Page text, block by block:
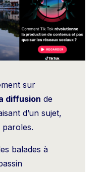
sur
diffusion de
d’un sujet,
paroles.
balades à